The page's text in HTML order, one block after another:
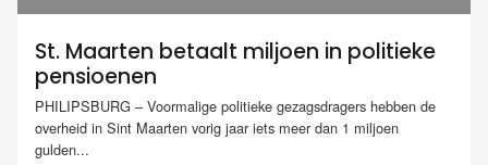
St. Maarten betaalt miljoen in politieke
pensioenen
PHILIPSBURG – Voormalige politieke gezagsdragers hebben de
overheid in Sint Maarten vorig jaar iets meer dan 1 miljoen
gulden...